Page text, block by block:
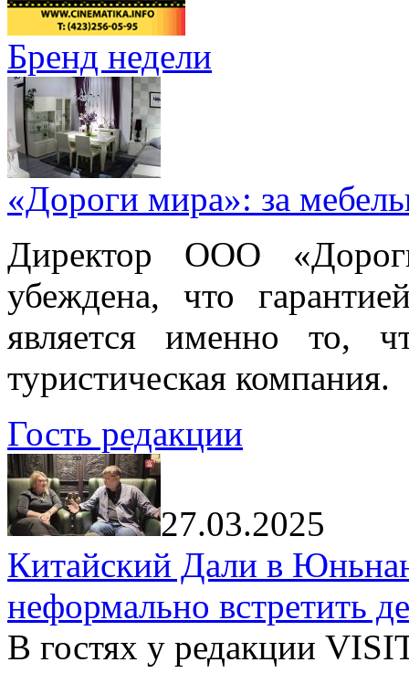
Бренд недели
«Дороги мира»: за
Директор ООО
убеждена, что
является именно то,
туристическая компания.
Гость редакции
27.03.2025
Китайский Дали в
неформально встретить
В гостях у редакции